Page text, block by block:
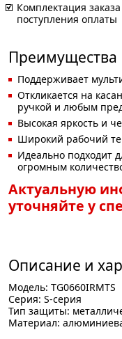
Комплектация
поступления оплаты
Преимущества
Поддерживает
Откликается на
ручкой и любым
Высокая яркость и
Широкий рабочий
Идеально подходит
огромным
Актуальную
уточняйте у
Описание и
Модель: TG0660IRMTS
Серия: S-серия
Тип защиты:
Материал: